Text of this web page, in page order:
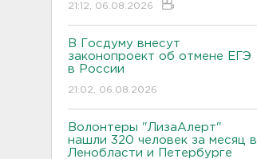
21:12, 06.08.2026
В Госдуму внесут
законопроект об отмене ЕГЭ
в России
21:02, 06.08.2026
Волонтеры "ЛизаАлерт"
нашли 320 человек за месяц в
Ленобласти и Петербурге